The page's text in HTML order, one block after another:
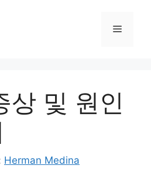
메
상 및 원인
Herman Medina